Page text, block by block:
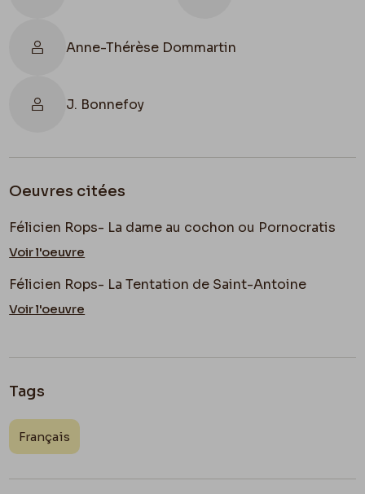
Anne-Thérèse Dommartin
J. Bonnefoy
Oeuvres citées
Félicien Rops- La dame au cochon ou Pornocratis
Voir l'oeuvre
Félicien Rops- La Tentation de Saint-Antoine
Voir l'oeuvre
Tags
Français